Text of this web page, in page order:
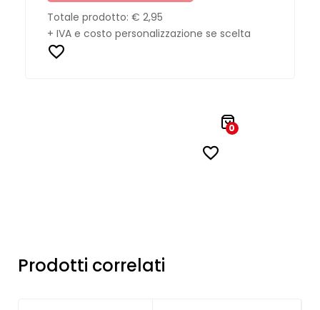
Totale prodotto: € 2,95
+ IVA e costo personalizzazione se scelta
0
Prodotti correlati